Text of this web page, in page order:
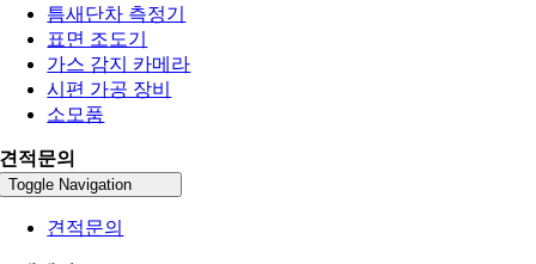
틈새단차 측정기
표면 조도기
가스 감지 카메라
시편 가공 장비
소모품
견적문의
Toggle Navigation
견적문의